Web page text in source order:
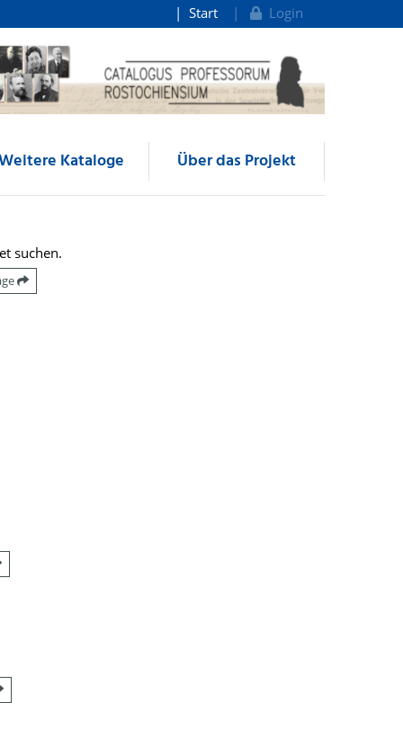
Start Login
Kataloge Über das Projekt
suchen.